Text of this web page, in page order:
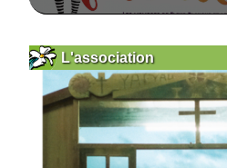
L'association